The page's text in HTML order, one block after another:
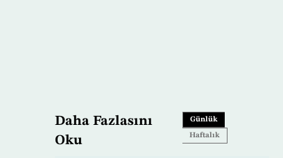
Daha Fazlasını
Oku
Günlük
Haftalık